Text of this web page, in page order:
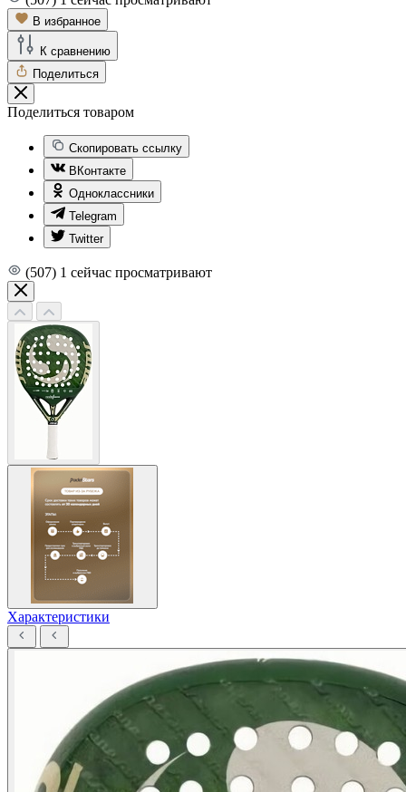
В избранное
К сравнению
Поделиться
Поделиться товаром
Скопировать ссылку
ВКонтакте
Одноклассники
Telegram
Twitter
(507) 1 сейчас просматривают
Характеристики